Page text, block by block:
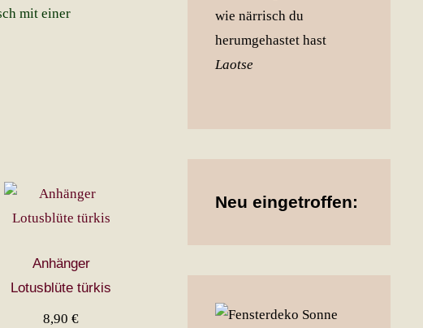
mit einer
Anhänger
Lotusblüte türkis
8,90€
wie närrisch du
herumgehastet hast
Laotse
Neu eingetroffen: